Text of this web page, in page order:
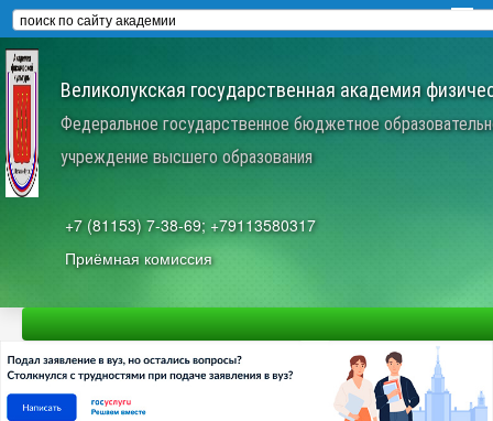
Великолукская государственная академия
Федеральное государственное бюджетное
учреждение высшего образования
+7 (81153) 7-38-69; +79113580317
Приёмная комиссия